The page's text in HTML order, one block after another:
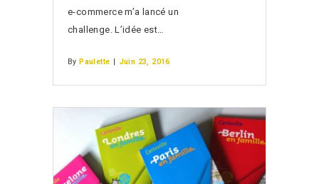
e-commerce m’a lancé un
challenge. L’idée est…
By Paulette | Juin 23, 2016